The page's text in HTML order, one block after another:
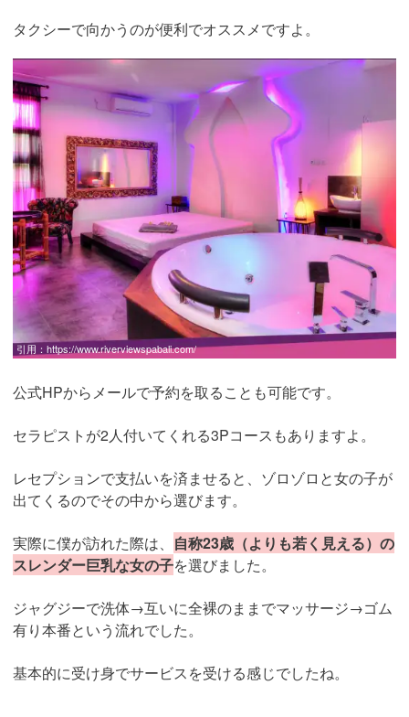
タクシーで向かうのが便利でオススメですよ。
引用： https://www.riverviewspabali.com/
公式HPからメールで予約を取ることも可能です。
セラピストが2人付いてくれる3Pコースもありますよ。
レセプションで支払いを済ませると、ゾロゾロと女の子が
出てくるのでその中から選びます。
実際に僕が訪れた際は、 自称23歳（よりも若く見える）の
スレンダー巨乳な女の子を選びました。
ジャグジーで洗体→互いに全裸のままでマッサージ→ゴム
有り本番という流れでした。
基本的に受け身でサービスを受ける感じでしたね。